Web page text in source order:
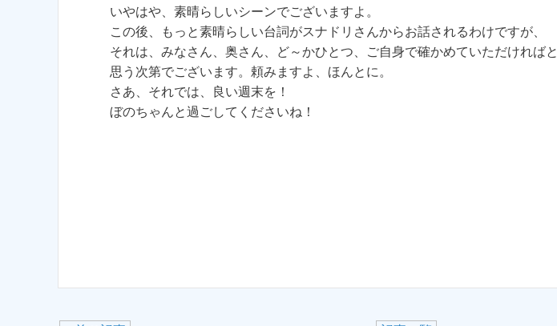
いやはや、素晴らしいシーンでございますよ。
この後、もっと素晴らしい台詞がスナドリさんからお話されるわけですが、
それは、みなさん、奥さん、ど～かひとつ、ご自身で確かめていただければと
思う次第でございます。頼みますよ、ほんとに。
さあ、それでは、良い週末を！
ぼのちゃんと過ごしてくださいね！